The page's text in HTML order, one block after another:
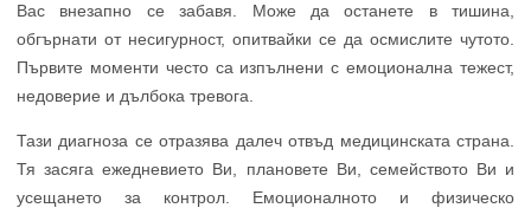
Вас внезапно се забавя. Може да останете в тишина,
обгърнати от несигурност, опитвайки се да осмислите чутото.
Първите моменти често са изпълнени с емоционална тежест,
недоверие и дълбока тревога.
Тази диагноза се отразява далеч отвъд медицинската страна.
Тя засяга ежедневието Ви, плановете Ви, семейството Ви и
усещането за контрол. Емоционалното и физическо